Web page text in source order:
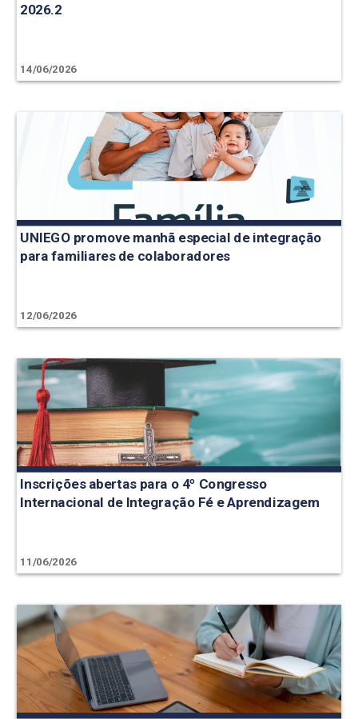
2026.2
14/06/2026
UNIEGO promove manhã especial de integração
para familiares de colaboradores
12/06/2026
Inscrições abertas para o 4º Congresso
Internacional de Integração Fé e Aprendizagem
11/06/2026